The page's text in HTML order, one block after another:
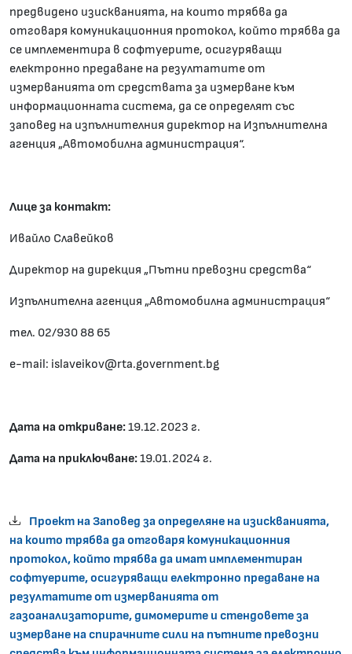
предвидено изискванията, на които трябва да
отговаря комуникационния протокол, който трябва да
се имплементира в софтуерите, осигуряващи
електронно предаване на резултатите от
измерванията от средствата за измерване към
информационната система, да се определят със
заповед на изпълнителния директор на Изпълнителна
агенция „Автомобилна администрация“.
Лице за контакт:
Ивайло Славейков
Директор на дирекция „Пътни превозни средства“
Изпълнителна агенция „Автомобилна администрация“
тел. 02/930 88 65
е-mail: islaveikov@rta.government.bg
Дата на откриване:19.12.2023 г.
Дата на приключване:19.01.2024 г.
Проект на Заповед за определяне на изискванията,
на които трябва да отговаря комуникационния
протокол, който трябва да имат имплементиран
софтуерите, осигуряващи електронно предаване на
резултатите от измерванията от
газоанализаторите, димомерите и стендовете за
измерване на спирачните сили на пътните превозни